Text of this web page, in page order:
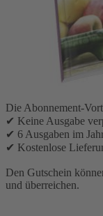
inkl. MwSt.
Wählen Sie die
Zum Warenkorb
Verschenken Sie
Damit schenken Sie
Die Abonnement-
✔ Keine Ausgabe
✔ 6 Ausgaben im
✔ Kostenlose
Den Gutschein
und überreichen.